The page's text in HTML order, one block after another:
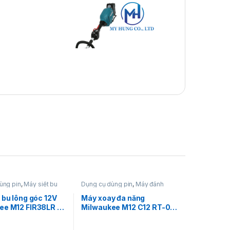
x 12″) w/ Nylon cutting head: 1,958
pin, Máy siết bu
siết bu lông dùng pin
lông góc 12V
M12 FIR38LR –
Dụng cụ dùng pin, Máy đánh
bóng
Máy mài,
Máy mài dùng
pin 12V,Máy mài thẳng
Milwaukee
Máy xoay đa năng
Milwaukee M12 C12 RT-0 –